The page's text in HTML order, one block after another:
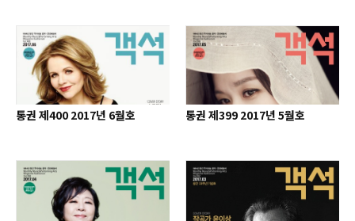
통권 제400 2017년 6월호 통권 제399 2017년 5월호